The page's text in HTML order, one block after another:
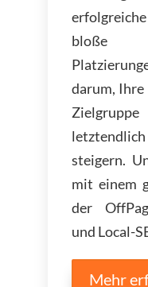
bloße
darum, Ihre
steigern.
mit einem
der
und Local-
Mehr